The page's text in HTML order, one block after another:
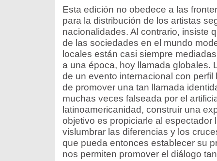
Esta edición no obedece a las
para la distribución de los artistas
nacionalidades. Al contrario, insiste
de las sociedades en el mundo
locales están casi siempre
a una época, hoy llamada globales.
de un evento internacional con
de promover una tan llamada
muchas veces falseada por el
latinoamericanidad, construir una
objetivo es propiciarle al espectador
vislumbrar las diferencias y los
que pueda entonces establecer su
nos permiten promover el diálogo